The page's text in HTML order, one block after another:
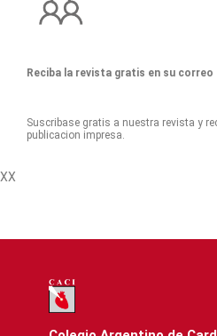
Reciba la revista gratis en su correo
Suscribase gratis a nuestra revista y
publicacion impresa.
XX